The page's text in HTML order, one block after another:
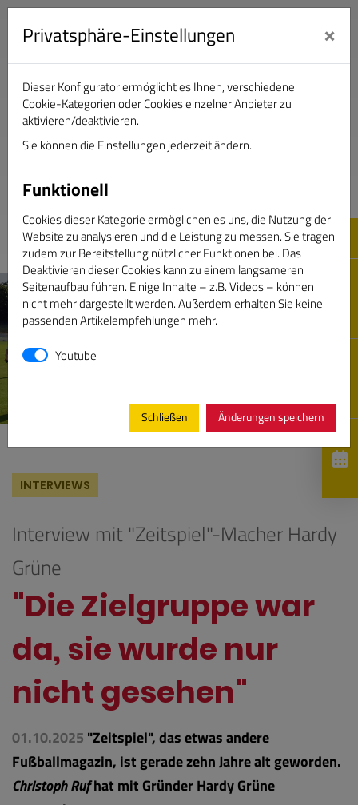
Verband Deutscher Sportjournalisten e.V.
INTERVIEWS
Interview mit "Zeitspiel"-Macher Hardy
Grüne
"Die Zielgruppe war
da, sie wurde nur
nicht gesehen"
01.10.2025 "Zeitspiel", das etwas andere
Fußballmagazin, ist gerade zehn Jahre alt geworden.
Christoph Rufhat mit Gründer Hardy Grüne
Privatsphäre-Einstellungen ×
Dieser Konfigurator ermöglicht es Ihnen, verschiedene
Cookie-Kategorien oder Cookies einzelner Anbieter zu
aktivieren/deaktivieren.
Sie können die Einstellungen jederzeit ändern.
Funktionell
Cookies dieser Kategorie ermöglichen es uns, die Nutzung der
Website zu analysieren und die Leistung zu messen. Sie tragen
zudem zur Bereitstellung nützlicher Funktionen bei. Das
Deaktivieren dieser Cookies kann zu einem langsameren
Seitenaufbau führen. Einige Inhalte – z.B. Videos – können
nicht mehr dargestellt werden. Außerdem erhalten Sie keine
passenden Artikelempfehlungen mehr.
Youtube
Schließen Änderungen speichern